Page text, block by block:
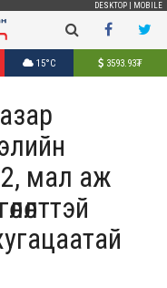
DESKTOP MOBILE
15°C 3593.93₮
2, мал аж